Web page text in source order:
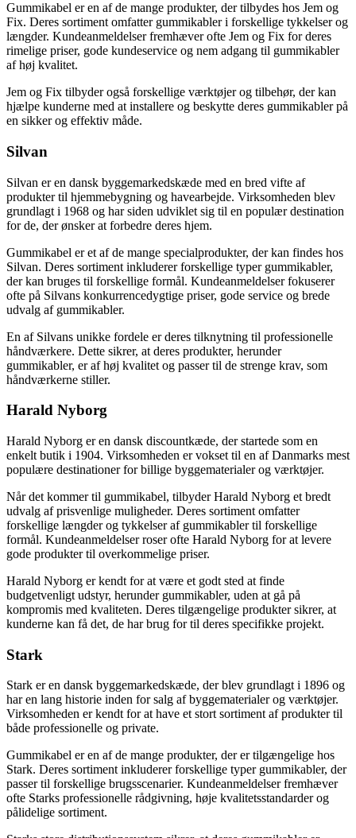
Gummikabel er en af de mange produkter, der tilbydes hos Jem og
Fix. Deres sortiment omfatter gummikabler i forskellige tykkelser og
længder. Kundeanmeldelser fremhæver ofte Jem og Fix for deres
rimelige priser, gode kundeservice og nem adgang til gummikabler
af høj kvalitet.
Jem og Fix tilbyder også forskellige værktøjer og tilbehør, der kan
hjælpe kunderne med at installere og beskytte deres gummikabler på
en sikker og effektiv måde.
Silvan
Silvan er en dansk byggemarkedskæde med en bred vifte af
produkter til hjemmebygning og havearbejde. Virksomheden blev
grundlagt i 1968 og har siden udviklet sig til en populær destination
for de, der ønsker at forbedre deres hjem.
Gummikabel er et af de mange specialprodukter, der kan findes hos
Silvan. Deres sortiment inkluderer forskellige typer gummikabler,
der kan bruges til forskellige formål. Kundeanmeldelser fokuserer
ofte på Silvans konkurrencedygtige priser, gode service og brede
udvalg af gummikabler.
En af Silvans unikke fordele er deres tilknytning til professionelle
håndværkere. Dette sikrer, at deres produkter, herunder
gummikabler, er af høj kvalitet og passer til de strenge krav, som
håndværkerne stiller.
Harald Nyborg
Harald Nyborg er en dansk discountkæde, der startede som en
enkelt butik i 1904. Virksomheden er vokset til en af Danmarks mest
populære destinationer for billige byggematerialer og værktøjer.
Når det kommer til gummikabel, tilbyder Harald Nyborg et bredt
udvalg af prisvenlige muligheder. Deres sortiment omfatter
forskellige længder og tykkelser af gummikabler til forskellige
formål. Kundeanmeldelser roser ofte Harald Nyborg for at levere
gode produkter til overkommelige priser.
Harald Nyborg er kendt for at være et godt sted at finde
budgetvenligt udstyr, herunder gummikabler, uden at gå på
kompromis med kvaliteten. Deres tilgængelige produkter sikrer, at
kunderne kan få det, de har brug for til deres specifikke projekt.
Stark
Stark er en dansk byggemarkedskæde, der blev grundlagt i 1896 og
har en lang historie inden for salg af byggematerialer og værktøjer.
Virksomheden er kendt for at have et stort sortiment af produkter til
både professionelle og private.
Gummikabel er en af de mange produkter, der er tilgængelige hos
Stark. Deres sortiment inkluderer forskellige typer gummikabler, der
passer til forskellige brugsscenarier. Kundeanmeldelser fremhæver
ofte Starks professionelle rådgivning, høje kvalitetsstandarder og
pålidelige sortiment.